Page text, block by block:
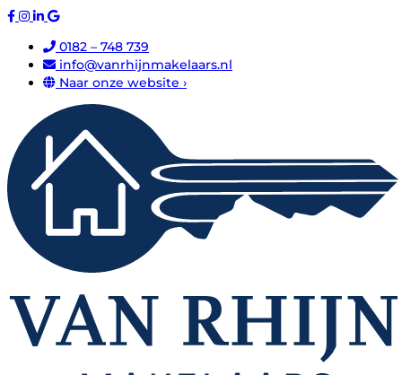
0182 – 748 739
info@vanrhijnmakelaars.nl
Naar onze website ›